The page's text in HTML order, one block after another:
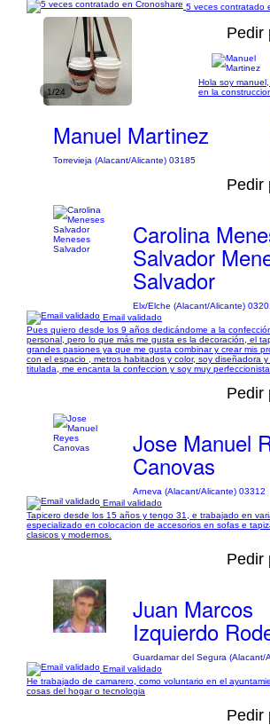
5 veces contratado
1/24
Pedir
Manuel Martinez
Torrevieja (Alacant/Alicante) 03185
Hola soy
en la
Pedir
Carolina
Salvador
Salvador
Elx/Elche (Alacant/Alicante)
Email validado
Pues quiero desde los 9 años dedicándome a la
personal, pero lo que más me gusta es la decoración, el
grandes pasiones ya que me gusta combinar y crear mis
con el espacio , metros habitados y color, soy diseñadora
titulada, me encanta la confeccion y soy muy perfeccionista
Pedir
Jose Manuel
Canovas
Arneva (Alacant/Alicante) 03312
Email validado
Tapicero desde los 15 años y tengo 31, e trabajado en
especializado en colocacion de accesorios en sofas e
clasicos y modernos.
Pedir
Juan Marcos
Izquierdo
Guardamar del Segura (Alacant/
Email validado
He trabajado de camarero, como voluntario en el
cosas del hogar o tecnologia
Pedir